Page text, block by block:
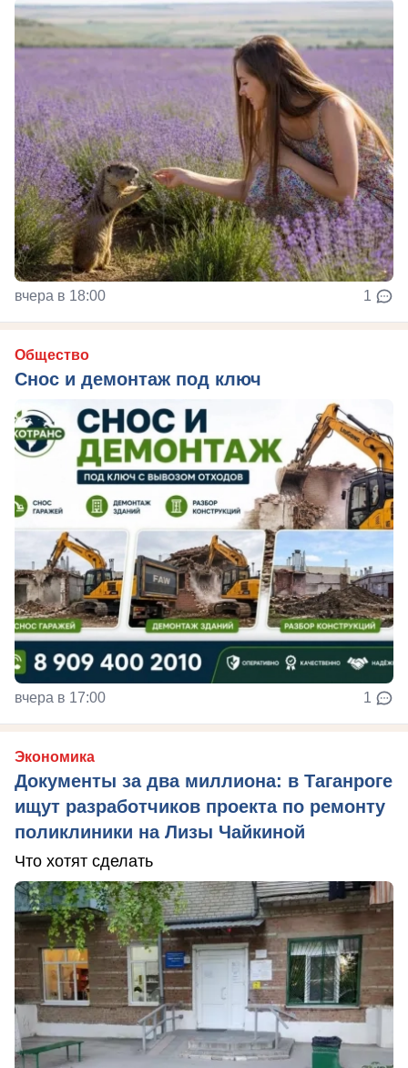
вчера в 18:00 1
Общество
Снос и демонтаж под ключ
вчера в 17:00 1
Экономика
Документы за два миллиона: в Таганроге
ищут разработчиков проекта по ремонту
поликлиники на Лизы Чайкиной
Что хотят сделать